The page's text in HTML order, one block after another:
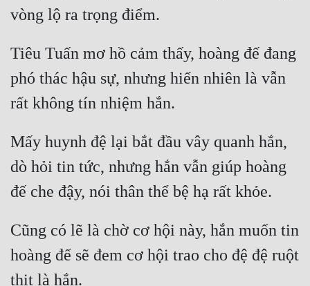
Tiêu Tuấn mơ hồ cảm thấy, hoàng đế đang
phó thác hậu sự, nhưng hiển nhiên là vẫn
Mấy huynh đệ lại bắt đầu vây quanh hắn,
dò hỏi tin tức, nhưng hắn vẫn giúp hoàng
Cũng có lẽ là chờ cơ hội này, hắn muốn tin
hoàng đế sẽ đem cơ hội trao cho đệ đệ ruột